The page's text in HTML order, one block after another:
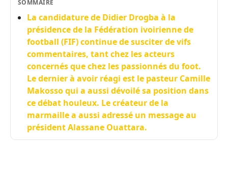
SOMMAIRE
La candidature de Didier Drogba à la
présidence de la Fédération ivoirienne de
football (FIF) continue de susciter de vifs
commentaires, tant chez les acteurs
concernés que chez les passionnés du foot.
Le dernier à avoir réagi est le pasteur Camille
Makosso qui a aussi dévoilé sa position dans
ce débat houleux. Le créateur de la
marmaille a aussi adressé un message au
président Alassane Ouattara.